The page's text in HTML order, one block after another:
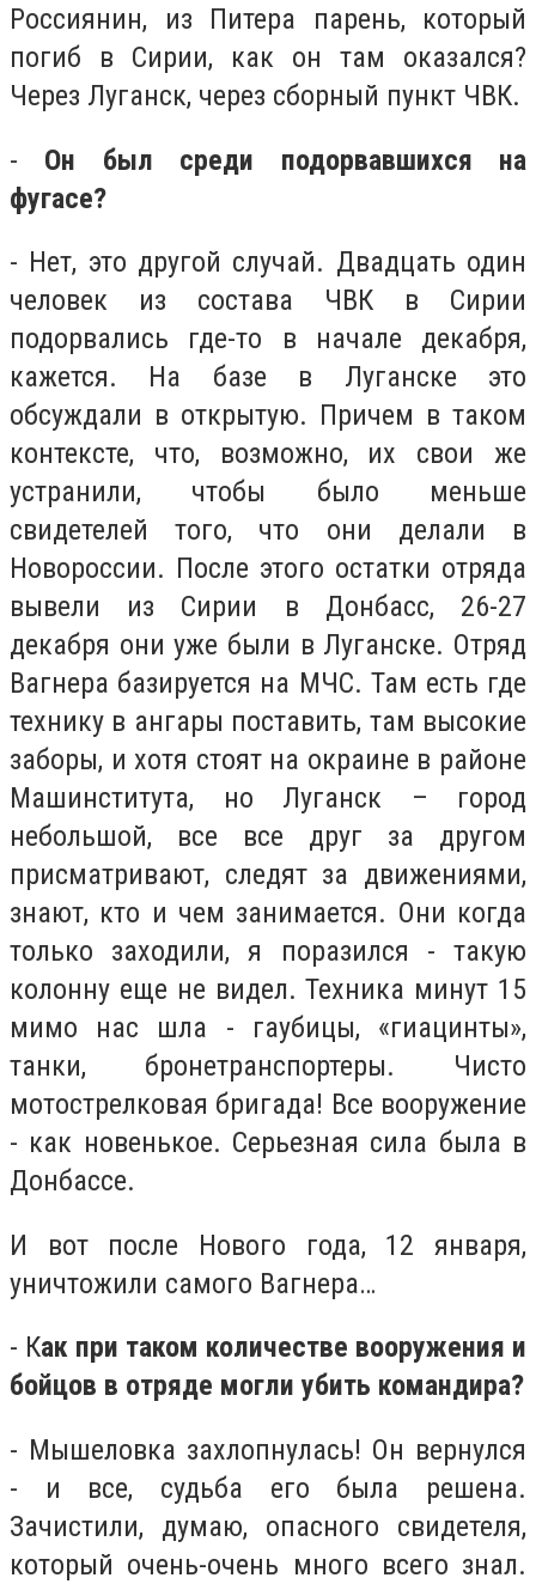
Россиянин, из Питера парень, который
погиб в Сирии, как он там оказался?
Через Луганск, через сборный пункт ЧВК.
- Он был среди подорвавшихся на
фугасе?
- Нет, это другой случай. Двадцать один
человек из состава ЧВК в Сирии
подорвались где-то в начале декабря,
кажется. На базе в Луганске это
обсуждали в открытую. Причем в таком
контексте, что, возможно, их свои же
устранили, чтобы было меньше
свидетелей того, что они делали в
Новороссии. После этого остатки отряда
вывели из Сирии в Донбасс, 26-27
декабря они уже были в Луганске. Отряд
Вагнера базируется на МЧС. Там есть где
технику в ангары поставить, там высокие
заборы, и хотя стоят на окраине в районе
Машинститута, но Луганск – город
небольшой, все все друг за другом
присматривают, следят за движениями,
знают, кто и чем занимается. Они когда
только заходили, я поразился - такую
колонну еще не видел. Техника минут 15
мимо нас шла - гаубицы, «гиацинты»,
танки, бронетранспортеры. Чисто
мотострелковая бригада! Все вооружение
- как новенькое. Серьезная сила была в
Донбассе.
И вот после Нового года, 12 января,
уничтожили самого Вагнера…
- Как при таком количестве вооружения и
бойцов в отряде могли убить командира?
- Мышеловка захлопнулась! Он вернулся
- и все, судьба его была решена.
Зачистили, думаю, опасного свидетеля,
который очень-очень много всего знал.